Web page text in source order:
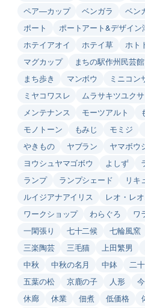
ペア―カップ
ベンガラ ベン
ポート
ポートアート&デザイン
ホテイアオイ
ホテイ草 ホト
マグカップ
まちの駅作州民芸館
まち歩き
マンボウ ミニコン
ミヤコワスレ
ムラサキツユクサ
メンテナンス
モーツアルト
モノトーン
もみじ モミジ
やきもの
ヤブラン ヤマボウ
ヨウシュヤマゴボウ
よしず
ランプ
ランプシェード
リキ
ルイジアナアイリス
レオ・レオ
ワークショップ
わらぐろ ワ
一閑張り
七十二候 七輪風窯
三楽陶芸
三毛猫 上田繁男
中秋
中秋の名月 中鉢 二
五葉の松
京鹿の子 人形
休廊
休業 佃煮 低価格